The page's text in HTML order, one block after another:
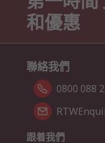
和優惠
聯絡我們
0800 088
跟着我們